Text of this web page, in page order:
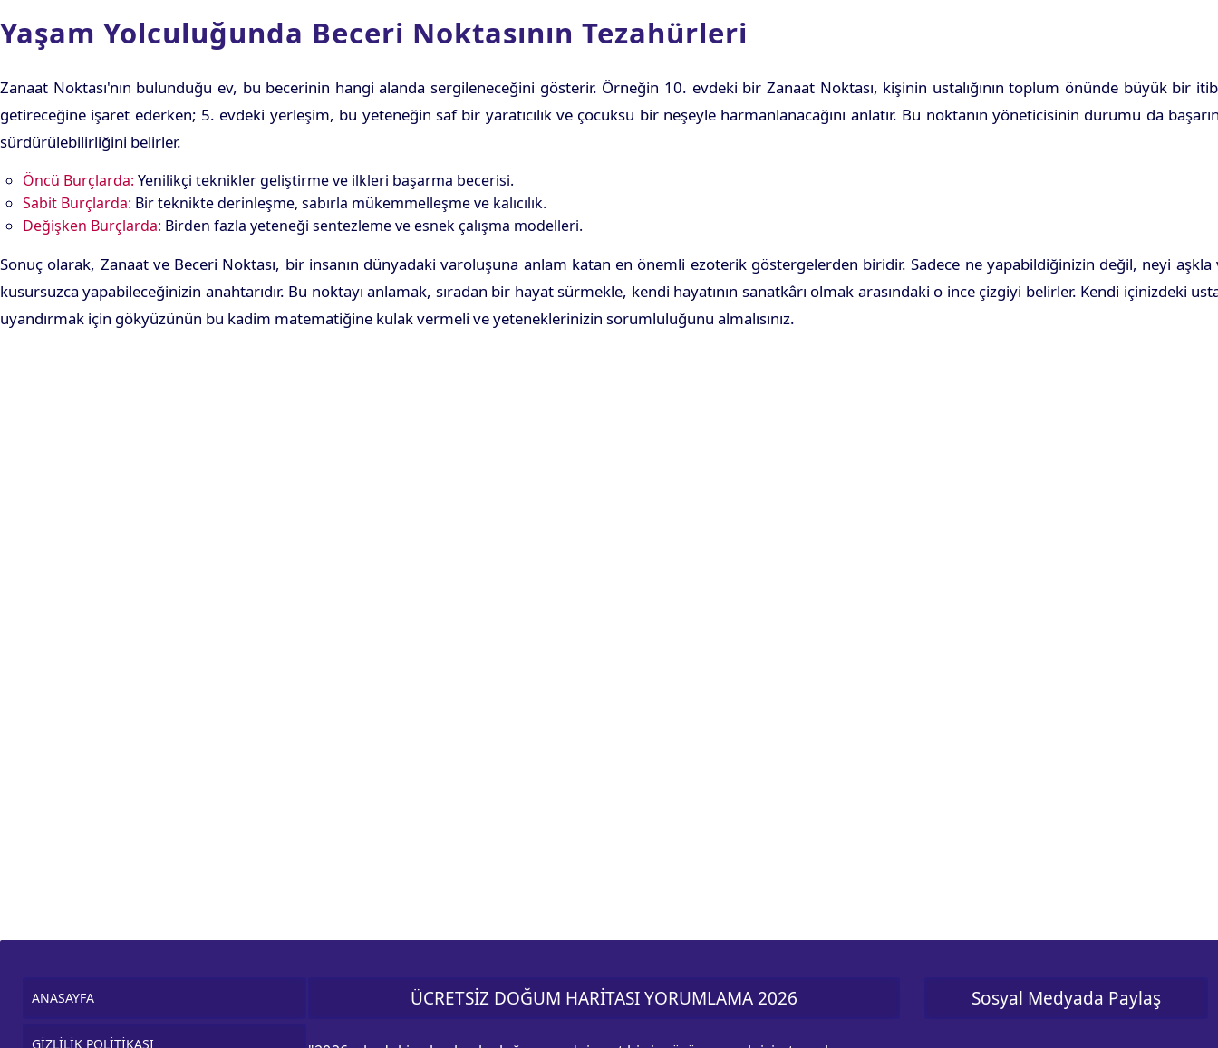
Yaşam Yolculuğunda Beceri Noktasının Tezahürleri
Zanaat Noktası'nın bulunduğu ev, bu becerinin hangi alanda sergileneceğini gösterir. Örneğin 10. evdeki bir Zanaat Noktası, kişinin ustalığının toplum önünde büyük bir
getireceğine işaret ederken; 5. evdeki yerleşim, bu yeteneğin saf bir yaratıcılık ve çocuksu bir neşeyle harmanlanacağını anlatır. Bu noktanın yöneticisinin durumu da
sürdürülebilirliğini belirler.
Öncü Burçlarda: Yenilikçi teknikler geliştirme ve ilkleri başarma becerisi.
Sabit Burçlarda: Bir teknikte derinleşme, sabırla mükemmelleşme ve kalıcılık.
Değişken Burçlarda: Birden fazla yeteneği sentezleme ve esnek çalışma modelleri.
Sonuç olarak, Zanaat ve Beceri Noktası, bir insanın dünyadaki varoluşuna anlam katan en önemli ezoterik göstergelerden biridir. Sadece ne yapabildiğinizin değil, neyi aşkla
kusursuzca yapabileceğinizin anahtarıdır. Bu noktayı anlamak, sıradan bir hayat sürmekle, kendi hayatının sanatkârı olmak arasındaki o ince çizgiyi belirler. Kendi içinizdeki
uyandırmak için gökyüzünün bu kadim matematiğine kulak vermeli ve yeteneklerinizin sorumluluğunu almalısınız.
ANASAYFA
GİZLİLİK POLİTİKASI
ÜCRETSİZ DOĞUM HARİTASI YORUMLAMA 2026 Sosyal Medyada Paylaş